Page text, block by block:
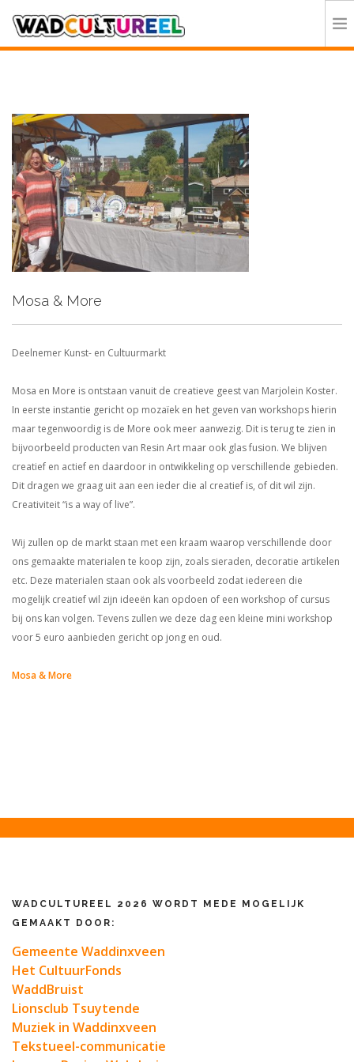
DEELNEMERS
DOE MEE
CONTACT
ORGANISATIE
Mosa & More
Deelnemer Kunst- en Cultuurmarkt
Mosa en More is ontstaan vanuit de creatieve geest van Marjolein Koster.
In eerste instantie gericht op mozaïek en het geven van workshops hierin
maar tegenwoordig is de More ook meer aanwezig. Dit is terug te zien in
bijvoorbeeld producten van Resin Art maar ook glas fusion. We blijven
creatief en actief en daardoor in ontwikkeling op verschillende gebieden.
Dit dragen we graag uit aan een ieder die al creatief is, of dit wil zijn.
Creativiteit “is a way of live”.
Wij zullen op de markt staan met een kraam waarop verschillende door
ons gemaakte materialen te koop zijn, zoals sieraden, decoratie artikelen
etc. Deze materialen staan ook als voorbeeld zodat iedereen die
mogelijk creatief wil zijn ideeën kan opdoen of een workshop of cursus
bij ons kan volgen. Tevens zullen we deze dag een kleine mini workshop
voor 5 euro aanbieden gericht op jong en oud.
Mosa & More
WADCULTUREEL 2026 WORDT MEDE MOGELIJK
GEMAAKT DOOR:
Gemeente Waddinxveen
Het CultuurFonds
WaddBruist
Lionsclub Tsuytende
Muziek in Waddinxveen
Tekstueel-communicatie